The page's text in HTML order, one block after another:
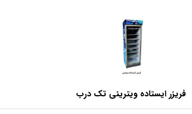
فریزر ایستاده ویترینی تک درب